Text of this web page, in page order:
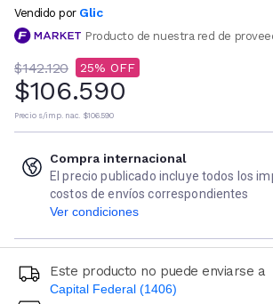
Vendido por Glic
Producto de nuestra red de
$142.120 25
$106.590
Precio s/imp. nac. $106.590
Compra internacional
El precio publicado incluye todos los
costos de envíos correspondientes
Ver condiciones
Este producto no puede enviarse a
Capital Federal (1406)